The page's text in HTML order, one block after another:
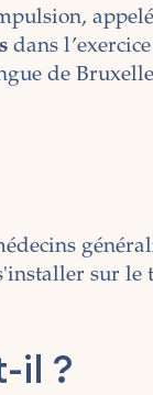
dans
de
sur
il ?